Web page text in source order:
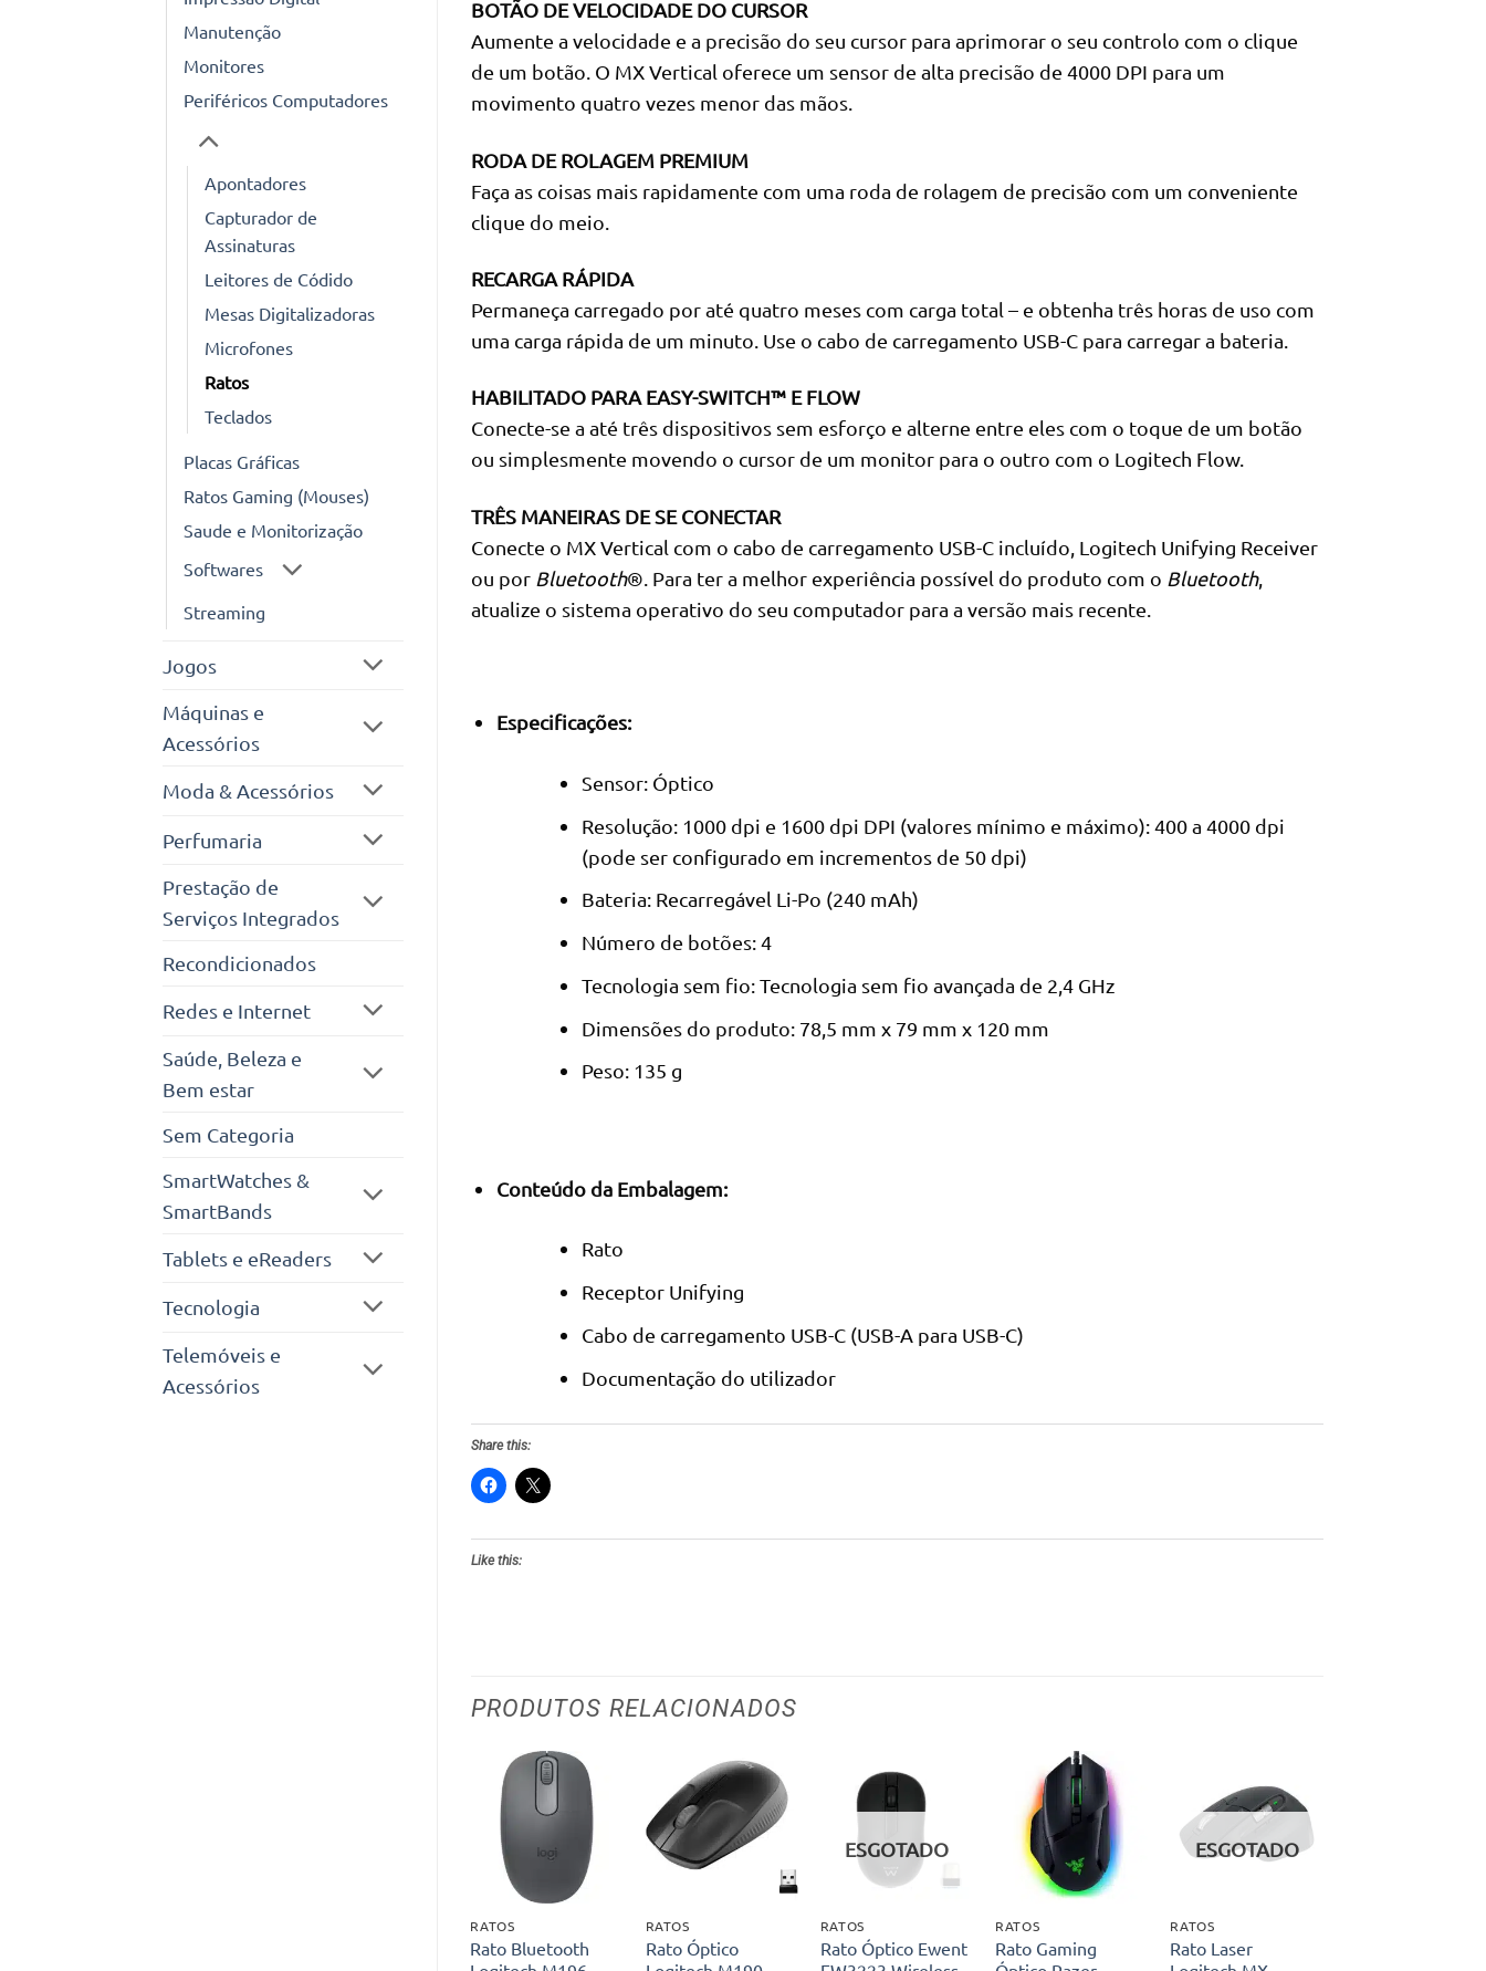
Manutenção
Monitores
Periféricos Computadores
Apontadores
Capturador de
Assinaturas
Leitores de Códido
Mesas Digitalizadoras
Microfones
Ratos
Teclados
Placas Gráficas
Ratos Gaming (Mouses)
Saude e Monitorização
Softwares
Streaming
Jogos
Máquinas e
Acessórios
Moda & Acessórios
Perfumaria
Prestação de
Serviços Integrados
Recondicionados
Redes e Internet
Saúde, Beleza e
Bem estar
Sem Categoria
SmartWatches &
SmartBands
Tablets e eReaders
Tecnologia
Telemóveis e
Acessórios
BOTÃO DE VELOCIDADE DO CURSOR
Aumente a velocidade e a precisão do seu cursor para aprimorar o seu controlo com o clique
de um botão. O MX Vertical oferece um sensor de alta precisão de 4000 DPI para um
movimento quatro vezes menor das mãos.
RODA DE ROLAGEM PREMIUM
Faça as coisas mais rapidamente com uma roda de rolagem de precisão com um conveniente
clique do meio.
RECARGA RÁPIDA
Permaneça carregado por até quatro meses com carga total – e obtenha três horas de uso com
uma carga rápida de um minuto. Use o cabo de carregamento USB-C para carregar a bateria.
HABILITADO PARA EASY-SWITCH™ E FLOW
Conecte-se a até três dispositivos sem esforço e alterne entre eles com o toque de um botão
ou simplesmente movendo o cursor de um monitor para o outro com o Logitech Flow.
TRÊS MANEIRAS DE SE CONECTAR
Conecte o MX Vertical com o cabo de carregamento USB-C incluído, Logitech Unifying Receiver
ou por Bluetooth®. Para ter a melhor experiência possível do produto com o Bluetooth,
atualize o sistema operativo do seu computador para a versão mais recente.
Especificações:
Sensor: Óptico
Resolução: 1000 dpi e 1600 dpi DPI (valores mínimo e máximo): 400 a 4000 dpi
(pode ser configurado em incrementos de 50 dpi)
Bateria: Recarregável Li-Po (240 mAh)
Número de botões: 4
Tecnologia sem fio: Tecnologia sem fio avançada de 2,4 GHz
Dimensões do produto: 78,5 mm x 79 mm x 120 mm
Peso: 135 g
Conteúdo da Embalagem:
Rato
Receptor Unifying
Cabo de carregamento USB-C (USB-A para USB-C)
Documentação do utilizador
Share this:
Like this:
PRODUTOS RELACIONADOS
Adicionar
aos meus
desejos
RATOS
Rato Bluetooth
Adicionar
aos meus
desejos
RATOS
Rato Óptico
Adicionar
desejos
ESGOTADO
RATOS
Rato Óptico Ewent
Adicionar
aos meus
desejos
RATOS
Rato Gaming
Adicionar
desejos
ESGOTADO
RATOS
Rato Laser